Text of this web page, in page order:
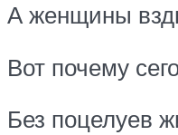
А женщины
Вот почему
Без поцелуев